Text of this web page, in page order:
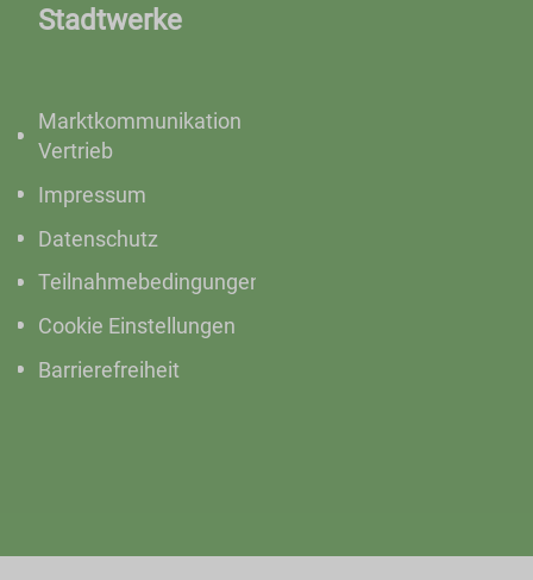
Stadtwerke
Marktkommunikation
Vertrieb
Impressum
Datenschutz
Teilnahmebedingungen
Cookie Einstellungen
Barrierefreiheit